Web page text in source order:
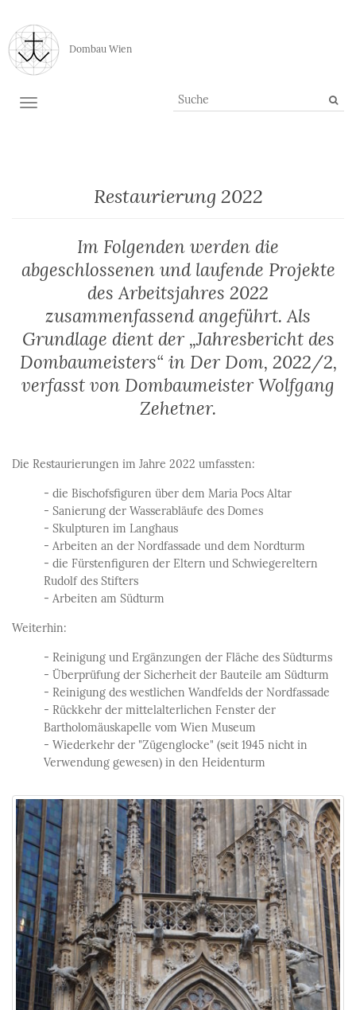
Dombau Wien
TOGGLE NAVIGATION
Restaurierung 2022
Im Folgenden werden die
abgeschlossenen und laufende Projekte
des Arbeitsjahres 2022
zusammenfassend angeführt. Als
Grundlage dient der „Jahresbericht des
Dombaumeisters“ in Der Dom, 2022/2,
verfasst von Dombaumeister Wolfgang
Zehetner.
Die Restaurierungen im Jahre 2022 umfassten:
- die Bischofsfiguren über dem Maria Pocs Altar
- Sanierung der Wasserabläufe des Domes
- Skulpturen im Langhaus
- Arbeiten an der Nordfassade und dem Nordturm
- die Fürstenfiguren der Eltern und Schwiegereltern
Rudolf des Stifters
- Arbeiten am Südturm
Weiterhin:
- Reinigung und Ergänzungen der Fläche des Südturms
- Überprüfung der Sicherheit der Bauteile am Südturm
- Reinigung des westlichen Wandfelds der Nordfassade
- Rückkehr der mittelalterlichen Fenster der
Bartholomäuskapelle vom Wien Museum
- Wiederkehr der "Zügenglocke" (seit 1945 nicht in
Verwendung gewesen) in den Heidenturm